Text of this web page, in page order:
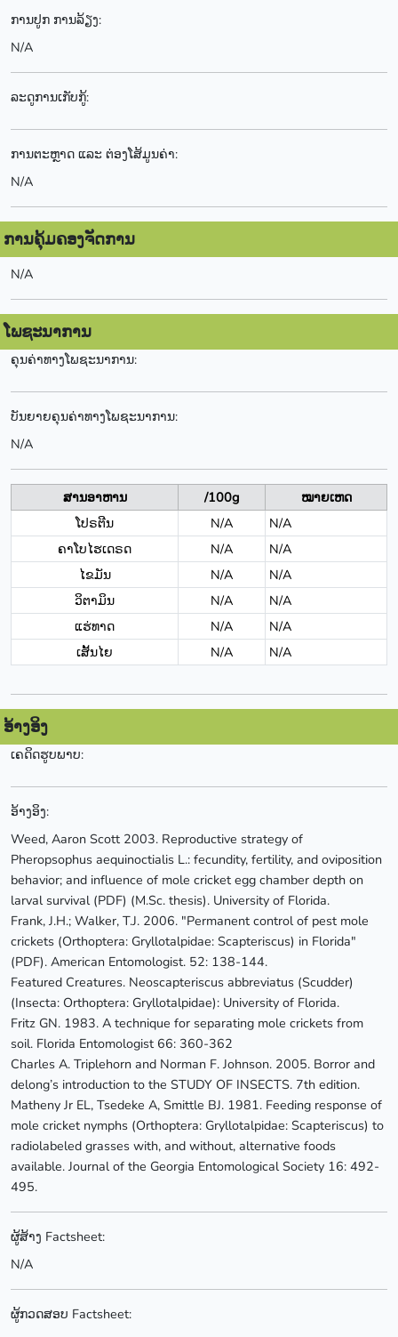
ການປູກ ການລ້ຽງ:
N/A
ລະດູການເກັບກູ້:
ການຕະຫຼາດ ແລະ ຕ່ອງໂສ້ມູນຄ່າ:
N/A
ການຄຸ້ມຄອງຈັດການ
N/A
ໂພຊະນາການ
ຄຸນຄ່າທາງໂພຊະນາການ:
ບັນຍາຍຄຸນຄ່າທາງໂພຊະນາການ:
N/A
ສານອາຫານ /100g
ໝາຍເຫດ
ໂປຣຕີນ
N/A
N/A
ຄາໂບໄຮເດຣດ
N/A
N/A
ໄຂມັນ
N/A
N/A
ວິຕາມິນ
N/A
N/A
ແຮ່ທາດ
N/A
N/A
ເສັ້ນໄຍ
N/A N/A
ອ້າງອິງ
ເຄດິດຮູບພາບ:
ອ້າງອິງ:
Weed, Aaron Scott 2003. Reproductive strategy of
Pheropsophus aequinoctialis L.: fecundity, fertility, and oviposition
behavior; and influence of mole cricket egg chamber depth on
larval survival (PDF) (M.Sc. thesis). University of Florida.
Frank, J.H.; Walker, T.J. 2006. "Permanent control of pest mole
crickets (Orthoptera: Gryllotalpidae: Scapteriscus) in Florida"
(PDF). American Entomologist. 52: 138-144.
Featured Creatures. Neoscapteriscus abbreviatus (Scudder)
(Insecta: Orthoptera: Gryllotalpidae): University of Florida.
Fritz GN. 1983. A technique for separating mole crickets from
soil. Florida Entomologist 66: 360-362
Charles A. Triplehorn and Norman F. Johnson. 2005. Borror and
delong’s introduction to the STUDY OF INSECTS. 7th edition.
Matheny Jr EL, Tsedeke A, Smittle BJ. 1981. Feeding response of
mole cricket nymphs (Orthoptera: Gryllotalpidae: Scapteriscus) to
radiolabeled grasses with, and without, alternative foods
available. Journal of the Georgia Entomological Society 16: 492-
495.
ຜູ້ສ້າງ Factsheet:
N/A
ຜູ້ກວດສອບ Factsheet: